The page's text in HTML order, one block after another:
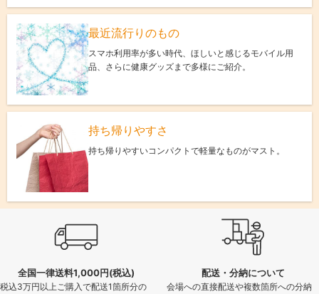
最近流行りのもの
スマホ利用率が多い時代、ほしいと感じるモバイル用
品、さらに健康グッズまで多様にご紹介。
持ち帰りやすさ
持ち帰りやすいコンパクトで軽量なものがマスト。
全国一律送料1,000円(税込)
税込3万円以上ご購入で配送1箇所分の
配送・分納について
会場への直接配送や複数箇所への分納